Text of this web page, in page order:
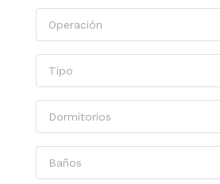
Operación
Tipo
Dormitorios
Baños